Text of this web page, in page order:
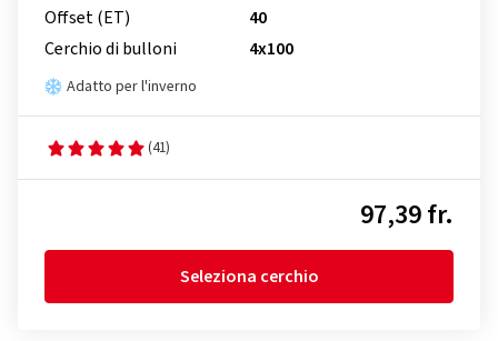
Offset (ET)
40
Cerchio di bulloni
4x100
Adatto per l'inverno
(41)
97,39 fr.
Seleziona cerchio